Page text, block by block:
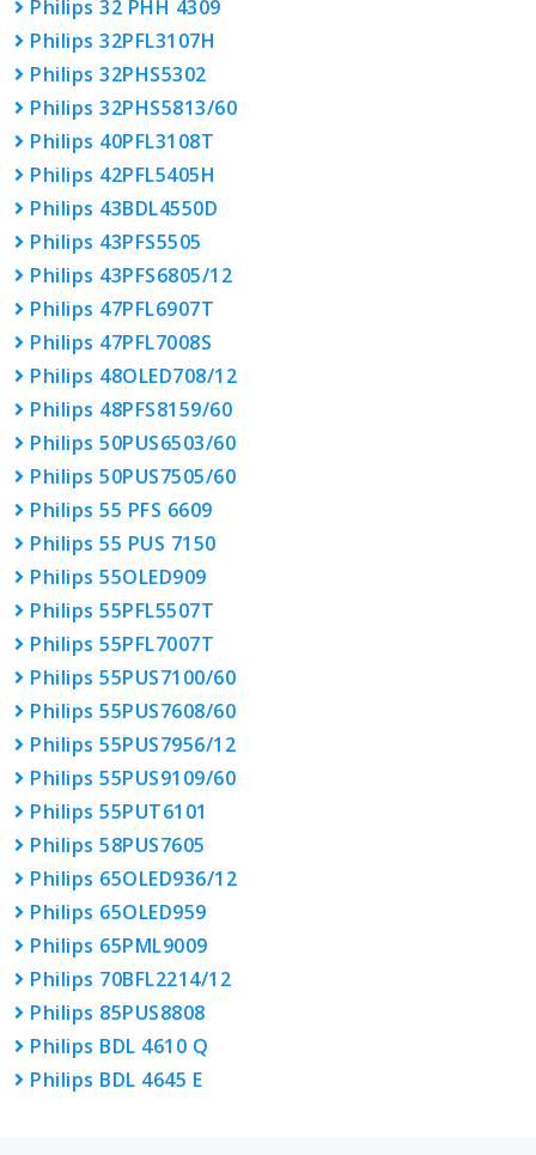
Philips 32 PHH 4309
Philips 32PFL3107H
Philips 32PHS5302
Philips 32PHS5813/60
Philips 40PFL3108T
Philips 42PFL5405H
Philips 43BDL4550D
Philips 43PFS5505
Philips 43PFS6805/12
Philips 47PFL6907T
Philips 47PFL7008S
Philips 48OLED708/12
Philips 48PFS8159/60
Philips 50PUS6503/60
Philips 50PUS7505/60
Philips 55 PFS 6609
Philips 55 PUS 7150
Philips 55OLED909
Philips 55PFL5507T
Philips 55PFL7007T
Philips 55PUS7100/60
Philips 55PUS7608/60
Philips 55PUS7956/12
Philips 55PUS9109/60
Philips 55PUT6101
Philips 58PUS7605
Philips 65OLED936/12
Philips 65OLED959
Philips 65PML9009
Philips 70BFL2214/12
Philips 85PUS8808
Philips BDL 4610 Q
Philips BDL 4645 E